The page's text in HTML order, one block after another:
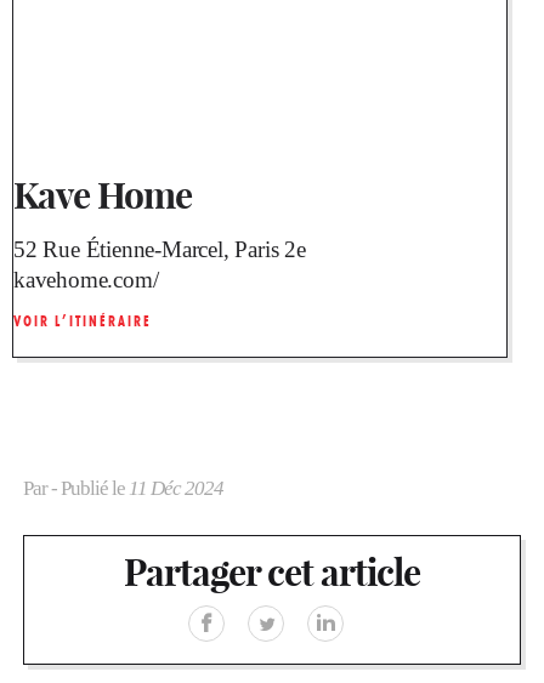
Kave Home
52 Rue Étienne-Marcel, Paris 2e
kavehome.com/
VOIR L’ITINÉRAIRE
Par- Publié le 11 Déc 2024
Partager cet article